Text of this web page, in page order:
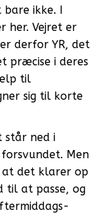
ikke. I
her. Vejret er
derfor YR, det
præcise i deres
til
sig til korte
står ned i
Men
at det klarer op
til at passe, og